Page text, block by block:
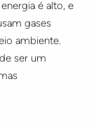
é alto, e
gases
ambiente.
ser um